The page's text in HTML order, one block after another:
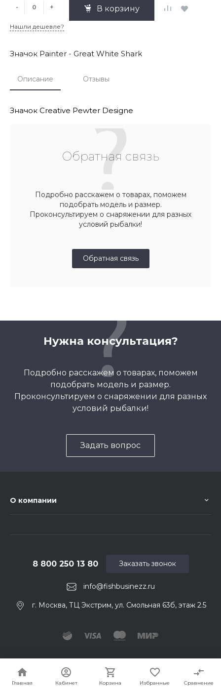
Главная Кабинет Корзина Избранные Сравнение
- + В корзину
Нашли дешевле?
Значок Painter - Great White Shark
Описание Отзывы
Значок Creative Pewter Designe
Обратная связь
Подробно расскажем о товарах, поможем
подобрать модель и размер.
Проконсультируем о снаряжении для разных
условий рыбалки!
Обратная связь
Нужна консультация?
Подробно расскажем о товарах, поможем
подобрать модель и размер.
Проконсультируем о снаряжении для разных
условий рыбалки!
Задать вопрос
О компании
info@fishbusinezz.ru
8 800 250 13 80
г. Москва, ТЦ Экстрим, ул. Смольная 63б, этаж 2.5
Заказать звонок
© 2026 Fishbusinezz. Ваш нахлыстовый магазин